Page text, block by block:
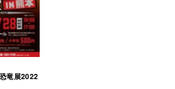
竜展2022